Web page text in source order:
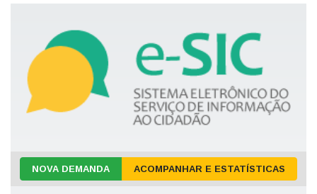
NOVA DEMANDA ACOMPANHAR E ESTATÍSTICAS